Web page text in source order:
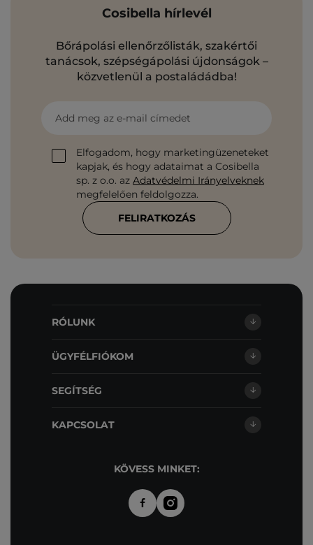
Cosibella hírlevél
Bőrápolási ellenőrzőlisták, szakértői
tanácsok, szépségápolási újdonságok –
közvetlenül a postaládádba!
Add meg az e-mail címedet
Elfogadom, hogy marketingüzeneteket
kapjak, és hogy adataimat a Cosibella
sp. z o.o. az Adatvédelmi Irányelveknek
megfelelően feldolgozza.
FELIRATKOZÁS
RÓLUNK
ÜGYFÉLFIÓKOM
SEGÍTSÉG
KAPCSOLAT
KÖVESS MINKET: